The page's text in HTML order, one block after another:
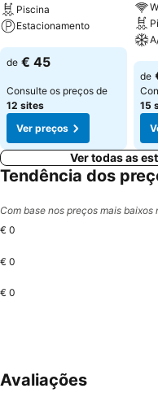
Piscina
Estacionamento
Ver preços
de € 45
Consulte os preços de
12 sites
Ver preços
de
15
Ver todas as
Tendência dos
Com base nos preços mais
€ 0
€ 0
€ 0
Avaliações